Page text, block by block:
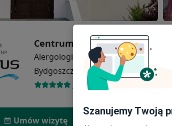
Centrum Medyczne Evitus
Alergologia
więcej
Bydgoszcz
1 adres
964 opinie
Umów wizytę
Szanujemy Twoją